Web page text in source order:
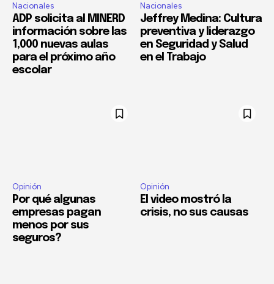
Nacionales
ADP solicita al MINERD
información sobre las
1,000 nuevas aulas
para el próximo año
escolar
Nacionales
Jeffrey Medina: Cultura
preventiva y liderazgo
en Seguridad y Salud
en el Trabajo
Opinión
Por qué algunas
empresas pagan
menos por sus
seguros?
Opinión
El video mostró la
crisis, no sus causas